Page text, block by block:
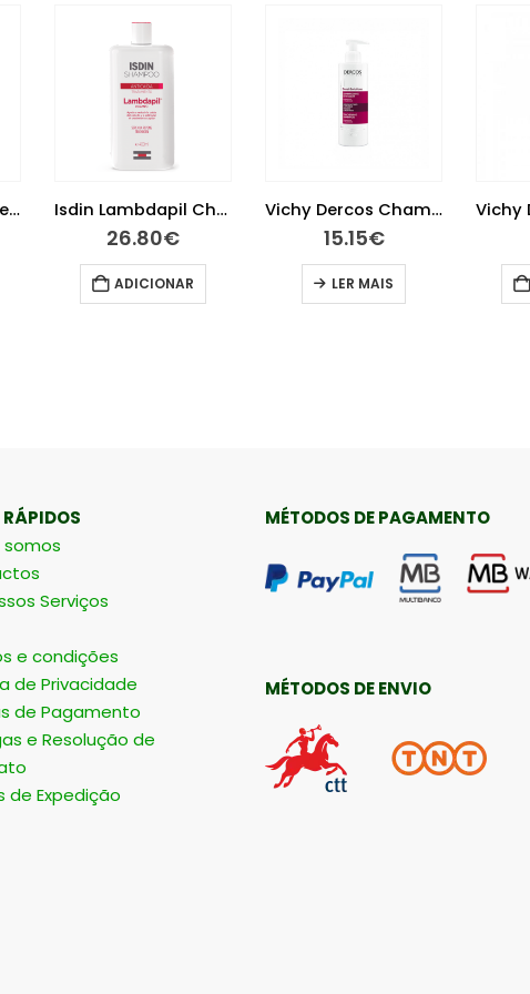
Klorane Champô Leite de Aveia 200ml Isdin Lambdapil Champô 400ml
26.80€
ADICIONAR
Vichy Dercos Champô Densificador Densi-Solutions 250ml
15.15€
LER MAIS
somos
Serviços
e condições
de Privacidade
de Pagamento
e Resolução de
de Expedição
MÉTODOS DE PAGAMENTO
MÉTODOS DE ENVIO